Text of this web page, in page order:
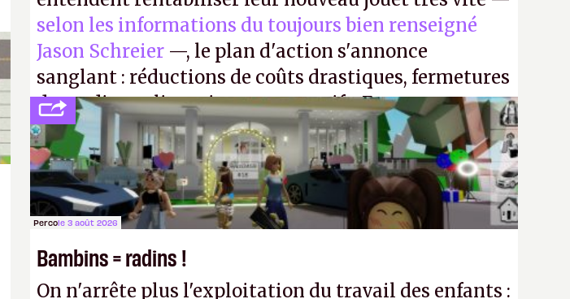
selon les informations du toujours bien renseigné
Jason Schreier —, le plan d'action s'annonce
sanglant : réductions de coûts drastiques, fermetures
de studios et licenciements massifs. En gros, essorer
FCet Battlefield, puis virer le reste.P.
Percole 3 août 2026
Bambins = radins !
On n'arrête plus l'exploitation du travail des enfants :